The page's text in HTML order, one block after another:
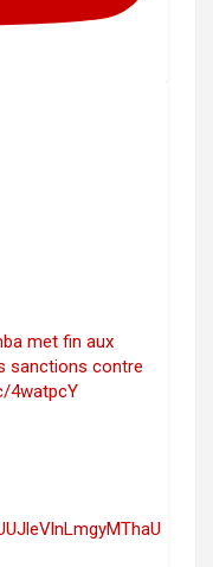
met fin aux
sanctions contre
4watpcY